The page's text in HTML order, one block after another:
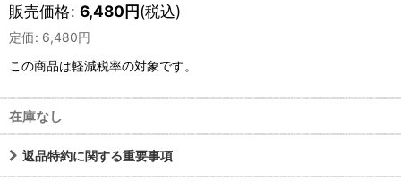
販売価格: 6,480円(税込)
定価: 6,480円
この商品は軽減税率の対象です。
在庫なし
返品特約に関する重要事項